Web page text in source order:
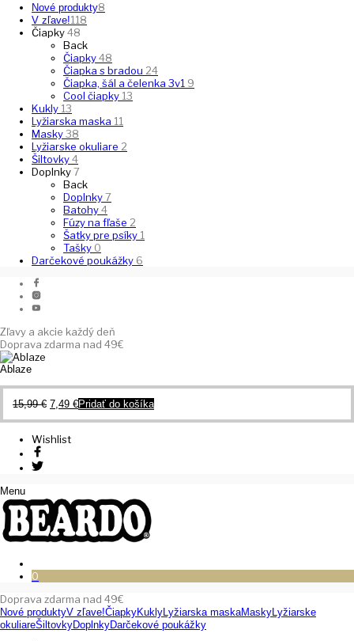
Nové produkty8
V zľave!118
Čiapky48
Back
Čiapky48
Čiapka s bradou 24
Čiapka, šál a čelenka 3v1 9
Cool čiapky 13
Kukly 13
Lyžiarska maska 11
Masky38
Lyžiarske okuliare 2
Šiltovky4
Doplnky7
Back
Doplnky7
Batohy4
Fúzy na fľaše 2
Šatky pre psíky 1
Tašky 0
Darčekové poukážky 6
Zľavy a akcie každý deň
Doprava zdarma nad 49€
Ablaze
15,99€ Pôvodná
15,99 €.
7,49 €Aktuálna
Pridať do košíka
Wishlist
Menu
0
Doprava zdarma nad 49€
Nové produktyV zľave!ČiapkyKuklyLyžiarska maskaMaskyLyžiarske
okuliareŠiltovkyDoplnkyDarčekové poukážky